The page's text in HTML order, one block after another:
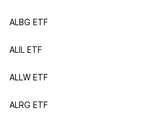
ALBG ETF
ALIL ETF
ALLW ETF
ALRG ETF